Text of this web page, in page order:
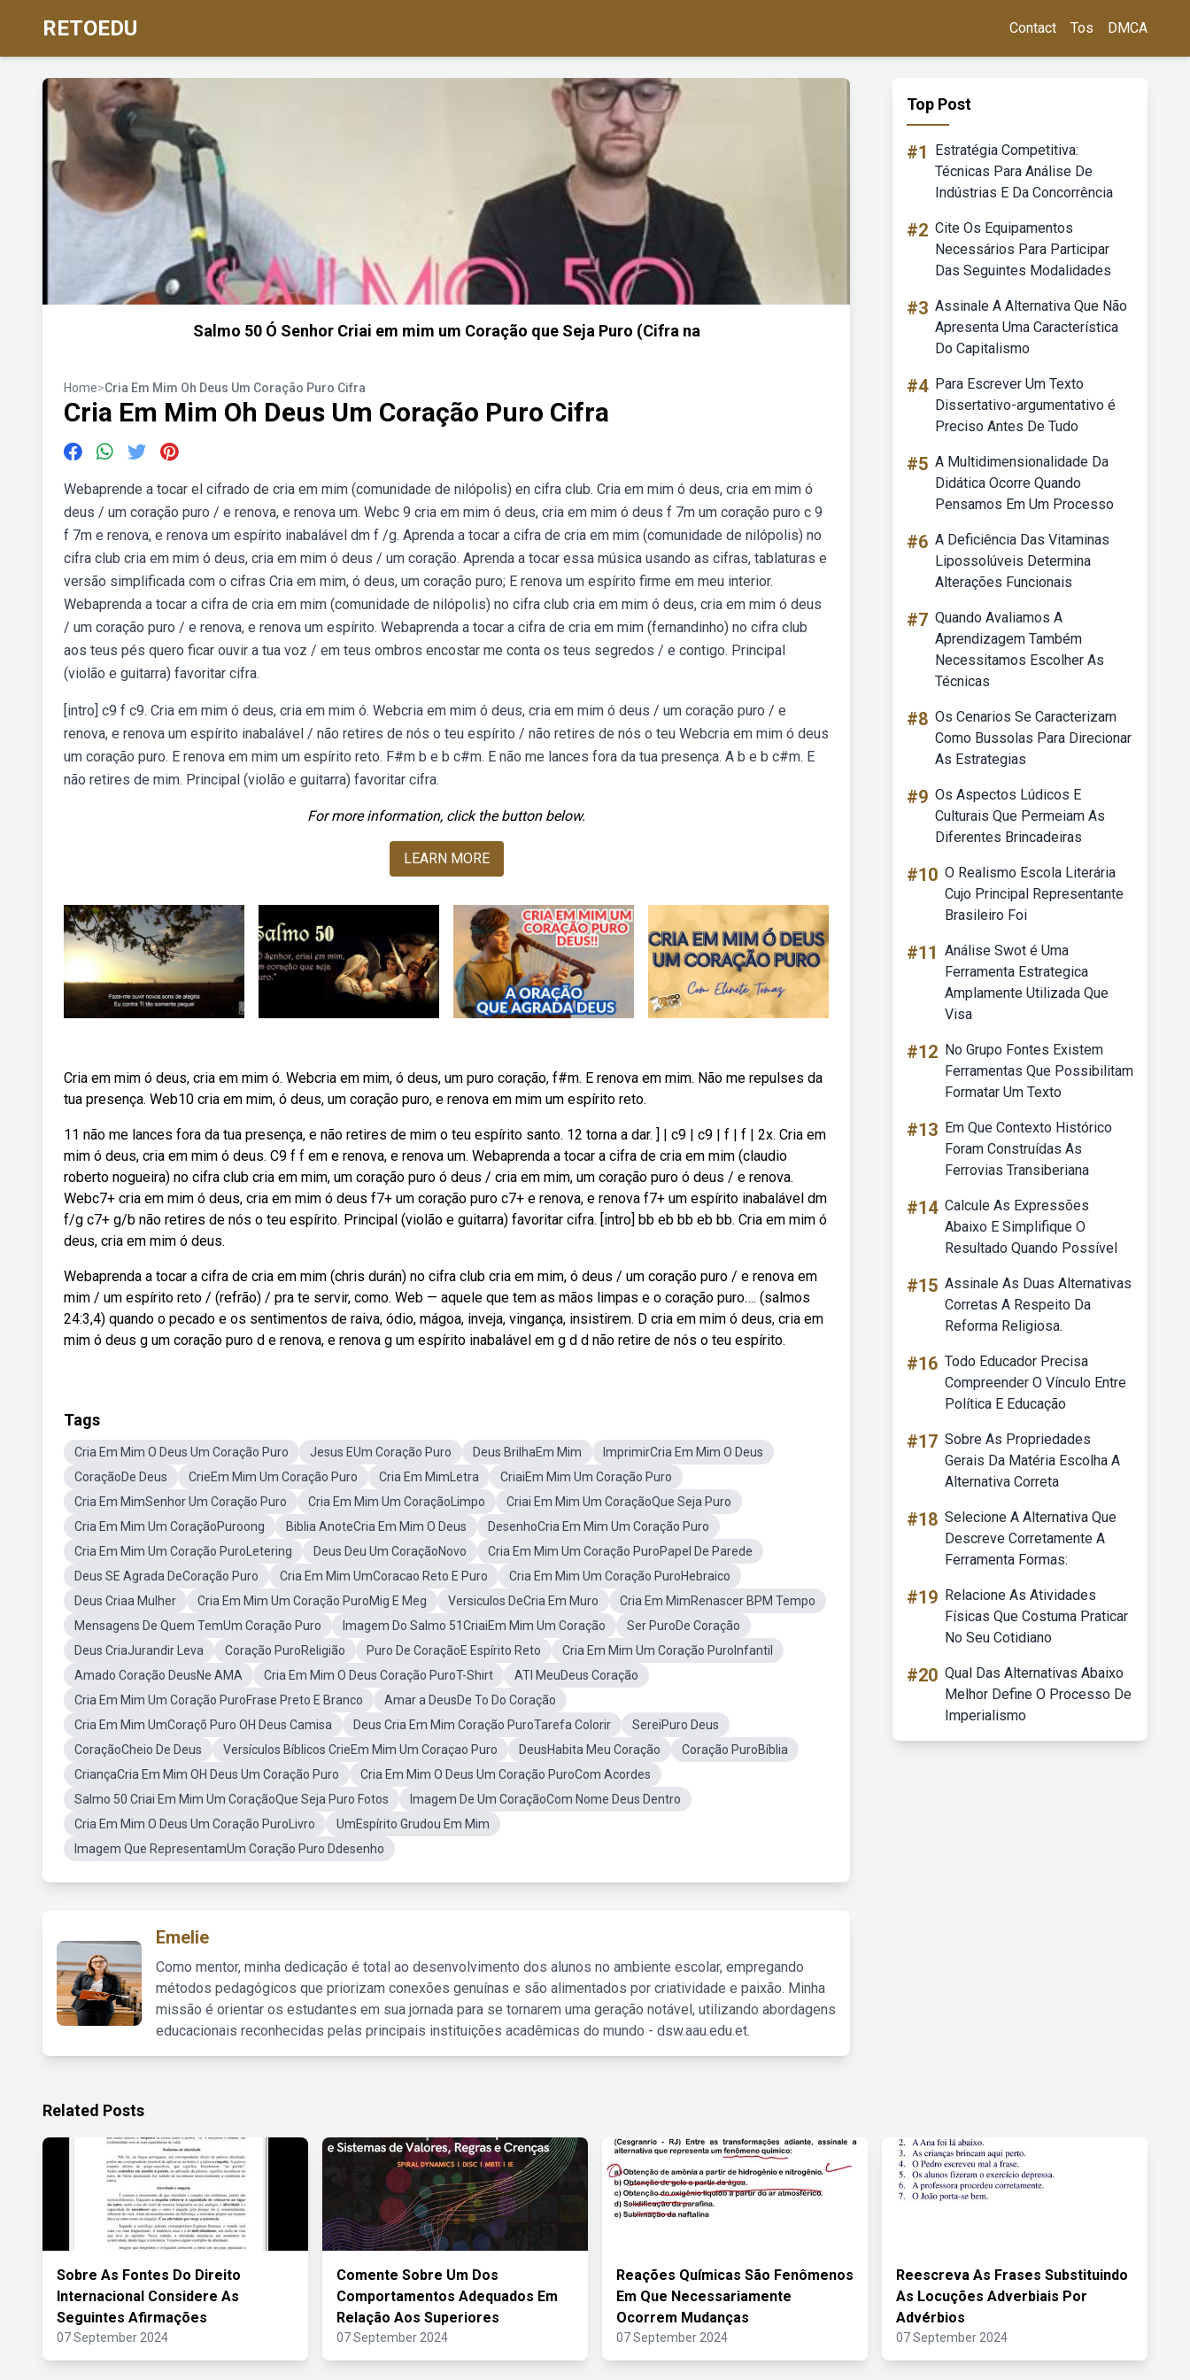
RETOEDU Contact Tos DMCA
Salmo 50 Ó Senhor Criai em mim um Coração que Seja Puro (Cifra na
Home>Cria Em Mim Oh Deus Um Coração Puro Cifra
Cria Em Mim Oh Deus Um Coração Puro Cifra
Webaprende a tocar el cifrado de cria em mim (comunidade de nilópolis) en cifra club. Cria em mim ó deus, cria em mim ó
deus / um coração puro / e renova, e renova um. Webc 9 cria em mim ó deus, cria em mim ó deus f 7m um coração puro c 9
f 7m e renova, e renova um espírito inabalável dm f /g. Aprenda a tocar a cifra de cria em mim (comunidade de nilópolis) no
cifra club cria em mim ó deus, cria em mim ó deus / um coração. Aprenda a tocar essa música usando as cifras, tablaturas e
versão simplificada com o cifras Cria em mim, ó deus, um coração puro; E renova um espírito firme em meu interior.
Webaprenda a tocar a cifra de cria em mim (comunidade de nilópolis) no cifra club cria em mim ó deus, cria em mim ó deus
/ um coração puro / e renova, e renova um espírito. Webaprenda a tocar a cifra de cria em mim (fernandinho) no cifra club
aos teus pés quero ficar ouvir a tua voz / em teus ombros encostar me conta os teus segredos / e contigo. Principal
(violão e guitarra) favoritar cifra.
[intro] c9 f c9. Cria em mim ó deus, cria em mim ó. Webcria em mim ó deus, cria em mim ó deus / um coração puro / e
renova, e renova um espírito inabalável / não retires de nós o teu espírito / não retires de nós o teu Webcria em mim ó deus
um coração puro. E renova em mim um espírito reto. F#m b e b c#m. E não me lances fora da tua presença. A b e b c#m. E
não retires de mim. Principal (violão e guitarra) favoritar cifra.
For more information, click the button below.
LEARN MORE
Cria em mim ó deus, cria em mim ó. Webcria em mim, ó deus, um puro coração, f#m. E renova em mim. Não me repulses da
tua presença. Web10 cria em mim, ó deus, um coração puro, e renova em mim um espírito reto.
11 não me lances fora da tua presença, e não retires de mim o teu espírito santo. 12 torna a dar. ] | c9 | c9 | f | f | 2x. Cria em
mim ó deus, cria em mim ó deus. C9 f f em e renova, e renova um. Webaprenda a tocar a cifra de cria em mim (claudio
roberto nogueira) no cifra club cria em mim, um coração puro ó deus / cria em mim, um coração puro ó deus / e renova.
Webc7+ cria em mim ó deus, cria em mim ó deus f7+ um coração puro c7+ e renova, e renova f7+ um espírito inabalável dm
f/g c7+ g/b não retires de nós o teu espírito. Principal (violão e guitarra) favoritar cifra. [intro] bb eb bb eb bb. Cria em mim ó
deus, cria em mim ó deus.
Webaprenda a tocar a cifra de cria em mim (chris durán) no cifra club cria em mim, ó deus / um coração puro / e renova em
mim / um espírito reto / (refrão) / pra te servir, como. Web — aquele que tem as mãos limpas e o coração puro…. (salmos
24:3,4) quando o pecado e os sentimentos de raiva, ódio, mágoa, inveja, vingança, insistirem. D cria em mim ó deus, cria em
mim ó deus g um coração puro d e renova, e renova g um espírito inabalável em g d d não retire de nós o teu espírito.
Tags
Cria Em Mim O Deus Um Coração Puro Jesus EUm Coração Puro Deus BrilhaEm Mim
ImprimirCria Em Mim O Deus
CoraçãoDe Deus
CrieEm Mim Um Coração Puro Cria Em MimLetra
CriaiEm Mim Um Coração Puro
Cria Em MimSenhor Um Coração Puro
Cria Em Mim Um CoraçãoLimpo
Criai Em Mim Um CoraçãoQue Seja Puro
Cria Em Mim Um CoraçãoPuroong
Biblia AnoteCria Em Mim O Deus
DesenhoCria Em Mim Um Coração Puro
Cria Em Mim Um Coração PuroLetering
Deus Deu Um CoraçãoNovo
Cria Em Mim Um Coração PuroPapel De Parede
Deus SE Agrada DeCoração Puro
Cria Em Mim UmCoracao Reto E Puro
Cria Em Mim Um Coração PuroHebraico
Deus Criaa Mulher
Cria Em Mim Um Coração PuroMig E Meg Versiculos DeCria Em Muro
Cria Em MimRenascer BPM Tempo
Mensagens De Quem TemUm Coração Puro
Imagem Do Salmo 51CriaiEm Mim Um Coração
Ser PuroDe Coração
Deus CriaJurandir Leva
Coração PuroReligião Puro De CoraçãoE Espírito Reto
Cria Em Mim Um Coração PuroInfantil
Amado Coração DeusNe AMA
Cria Em Mim O Deus Coração PuroT-Shirt
ATI MeuDeus Coração
Cria Em Mim Um Coração PuroFrase Preto E Branco
Amar a DeusDe To Do Coração
Cria Em Mim UmCoraçõ Puro OH Deus Camisa
Deus Cria Em Mim Coração PuroTarefa Colorir
SereiPuro Deus
CoraçãoCheio De Deus
Versículos Bíblicos CrieEm Mim Um Coraçao Puro DeusHabita Meu Coração
Coração PuroBíblia
CriançaCria Em Mim OH Deus Um Coração Puro
Cria Em Mim O Deus Um Coração PuroCom Acordes
Salmo 50 Criai Em Mim Um CoraçãoQue Seja Puro Fotos
Imagem De Um CoraçãoCom Nome Deus Dentro
Cria Em Mim O Deus Um Coração PuroLivro
UmEspírito Grudou Em Mim
Imagem Que RepresentamUm Coração Puro Ddesenho
Emelie
Como mentor, minha dedicação é total ao desenvolvimento dos alunos no ambiente escolar, empregando
métodos pedagógicos que priorizam conexões genuínas e são alimentados por criatividade e paixão. Minha
missão é orientar os estudantes em sua jornada para se tornarem uma geração notável, utilizando abordagens
educacionais reconhecidas pelas principais instituições acadêmicas do mundo - dsw.aau.edu.et.
Top Post
#1
Estratégia Competitiva:
Técnicas Para Análise De
Indústrias E Da Concorrência
#2 Cite Os Equipamentos
Necessários Para Participar
Das Seguintes Modalidades
#3 Assinale A Alternativa Que Não
Apresenta Uma Característica
Do Capitalismo
#4 Para Escrever Um Texto
Dissertativo-argumentativo é
Preciso Antes De Tudo
#5 A Multidimensionalidade Da
Didática Ocorre Quando
Pensamos Em Um Processo
#6 A Deficiência Das Vitaminas
Lipossolúveis Determina
Alterações Funcionais
#7 Quando Avaliamos A
Aprendizagem Também
Necessitamos Escolher As
Técnicas
#8 Os Cenarios Se Caracterizam
Como Bussolas Para Direcionar
As Estrategias
#9 Os Aspectos Lúdicos E
Culturais Que Permeiam As
Diferentes Brincadeiras
#10 O Realismo Escola Literária
Cujo Principal Representante
Brasileiro Foi
#11 Análise Swot é Uma
Ferramenta Estrategica
Amplamente Utilizada Que
Visa
#12 No Grupo Fontes Existem
Ferramentas Que Possibilitam
Formatar Um Texto
#13 Em Que Contexto Histórico
Foram Construídas As
Ferrovias Transiberiana
#14 Calcule As Expressões
Abaixo E Simplifique O
Resultado Quando Possível
#15 Assinale As Duas Alternativas
Corretas A Respeito Da
Reforma Religiosa.
#16 Todo Educador Precisa
Compreender O Vínculo Entre
Política E Educação
#17 Sobre As Propriedades
Gerais Da Matéria Escolha A
Alternativa Correta
#18 Selecione A Alternativa Que
Descreve Corretamente A
Ferramenta Formas:
#19 Relacione As Atividades
Físicas Que Costuma Praticar
No Seu Cotidiano
#20 Qual Das Alternativas Abaixo
Melhor Define O Processo De
Imperialismo
Related Posts
Sobre As Fontes Do Direito
Internacional Considere As
Seguintes Afirmações
07 September 2024
Comente Sobre Um Dos
Comportamentos Adequados Em
Relação Aos Superiores
07 September 2024
Reações Químicas São Fenômenos
Em Que Necessariamente
Ocorrem Mudanças
07 September 2024
Reescreva As Frases Substituindo
As Locuções Adverbiais Por
Advérbios
07 September 2024